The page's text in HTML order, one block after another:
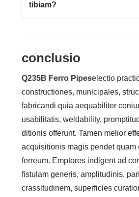
tibiam?
conclusio
Q235B Ferro Pipeselectio
constructiones, municipales,
fabricandi quia aequabiliter
usabilitatis, weldability,
ditionis offerunt. Tamen melior
acquisitionis magis pendet quam
ferreum. Emptores indigent ad
fistulam generis, amplitudinis,
crassitudinem, superficies